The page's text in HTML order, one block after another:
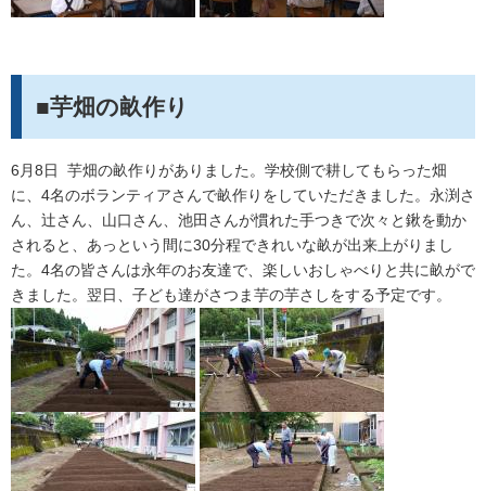
■芋畑の畝作り
6月8日 芋畑の畝作りがありました。学校側で耕してもらった畑
に、4名のボランティアさんで畝作りをしていただきました。永渕さ
ん、辻さん、山口さん、池田さんが慣れた手つきで次々と鍬を動か
されると、あっという間に30分程できれいな畝が出来上がりまし
た。4名の皆さんは永年のお友達で、楽しいおしゃべりと共に畝がで
きました。翌日、子ども達がさつま芋の芋さしをする予定です。